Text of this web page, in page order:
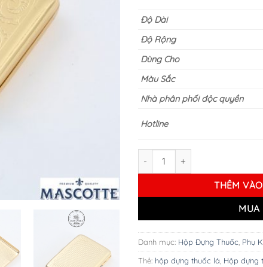
Độ Dài
Độ Rộng
Dùng Cho
Màu Sắc
Nhà phân phối độc quyền
Hotline
HỘP ĐỰNG THUỐC LÁ
THÊM
MUA
Danh mục: Hộp Đựng Thuốc, Phụ
Thẻ: hộp đựng thuốc lá, Hộp đựng